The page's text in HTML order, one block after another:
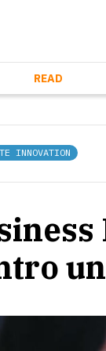
READ
INNOVATION